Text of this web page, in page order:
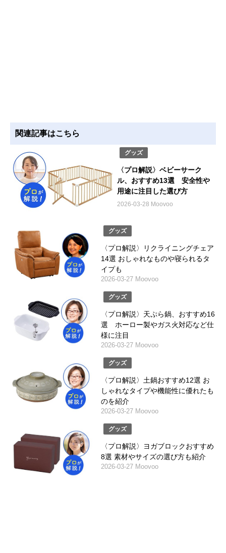
関連記事はこちら
グッズ
〈プロ解説〉ベビーサーク
ル、おすすめ13選 安全性や
用途に注目した選び方
2026-03-28 Moovoo
グッズ
〈プロ解説〉リクライニングチェア
14選 おしゃれなものや寝られるタ
イプも
2026-03-27 Moovoo
グッズ
〈プロ解説〉天ぷら鍋、おすすめ16
選 ホーロー製やガス火対応など仕
様に注目
2026-03-27 Moovoo
グッズ
〈プロ解説〉土鍋おすすめ12選 お
しゃれなタイプや機能性に優れたも
のを紹介
2026-03-27 Moovoo
グッズ
〈プロ解説〉ヨガブロックおすすめ
8選 素材やサイズの選び方も紹介
2026-03-27 Moovoo